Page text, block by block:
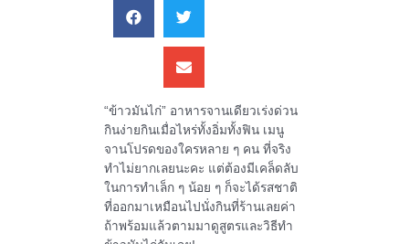
“ข้าวมันไก่” อาหารจานเดียวเร่งด่วน
กินง่ายกินเมื่อไหร่ทั้งอิ่มทั้งฟิน เมนู
จานโปรดของใครหลาย ๆ คน ที่จริง
ทำไม่ยากเลยนะคะ แต่ต้องมีเคล็ดลับ
ในการทำเล็ก ๆ น้อย ๆ ก็จะได้รสชาติ
ที่ออกมาเหมือนไปนั่งกินที่ร้านเลยค่า
ถ้าพร้อมแล้วตามมาดูสูตรและวิธีทำ